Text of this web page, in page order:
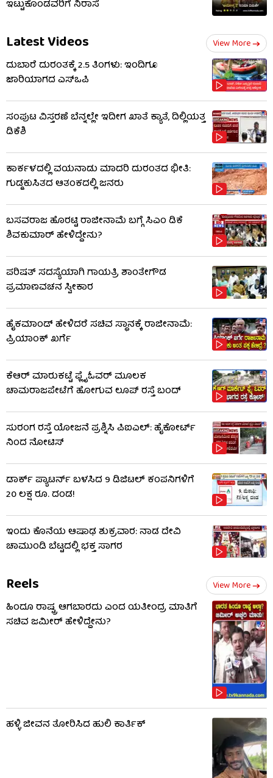
ಇಟ್ಟುಕೊಂಡವರಿಗೆ ನಿರಾಸೆ
Latest Videos View More
ದುಬಾರೆ ದುರಂತಕ್ಕೆ 2.5 ತಿಂಗಳು: ಇಂದಿಗೂ
ಜಾರಿಯಾಗದ ಎಸ್‌ಒಪಿ
ಸಂಪುಟ ವಿಸ್ತರಣೆ ಬೆನ್ನಲ್ಲೇ ಇದೀಗ ಖಾತೆ ಕ್ಯಾತೆ, ದಿಲ್ಲಿಯತ್ತ
ಡಿಕೆಶಿ
ಕಾರ್ಕಳದಲ್ಲಿ ವಯನಾಡು ಮಾದರಿ ದುರಂತದ ಭೀತಿ:
ಗುಡ್ಡಕುಸಿತದ ಆತಂಕದಲ್ಲಿ ಜನರು
ಬಸವರಾಜ ಹೊರಟ್ಟಿ ರಾಜೀನಾಮೆ ಬಗ್ಗೆ ಸಿಎಂ ಡಿಕೆ
ಶಿವಕುಮಾರ್ ಹೇಳಿದ್ದೇನು?
ಪರಿಷತ್ ಸದಸ್ಯೆಯಾಗಿ ಗಾಯತ್ರಿ ಶಾಂತೇಗೌಡ
ಪ್ರಮಾಣವಚನ ಸ್ವೀಕಾರ
ಹೈಕಮಾಂಡ್​​ ಹೇಳಿದರೆ ಸಚಿವ ಸ್ಥಾನಕ್ಕೆ ರಾಜೀನಾಮೆ:
ಪ್ರಿಯಾಂಕ್​​ ಖರ್ಗೆ
ಕೆಆರ್ ಮಾರುಕಟ್ಟೆ ಫ್ಲೈಓವರ್ ಮೂಲಕ
ಚಾಮರಾಜಪೇಟೆಗೆ ಹೋಗುವ ಲೂಪ್ ರಸ್ತೆ ಬಂದ್
ಸುರಂಗ ರಸ್ತೆ ಯೋಜನೆ ಪ್ರಶ್ನಿಸಿ ಪಿಐಎಲ್: ಹೈಕೋರ್ಟ್​​
ನಿಂದ ನೋಟಿಸ್​​
ಡಾರ್ಕ್ ಪ್ಯಾಟರ್ನ್ ಬಳಸಿದ 9 ಡಿಜಿಟಲ್ ಕಂಪನಿಗಳಿಗೆ
20 ಲಕ್ಷ ರೂ. ದಂಡ!
ಇಂದು ಕೊನೆಯ ಆಷಾಢ ಶುಕ್ರವಾರ: ನಾಡ ದೇವಿ
ಚಾಮುಂಡಿ ಬೆಟ್ಟದಲ್ಲಿ ಭಕ್ತ ಸಾಗರ
Reels View More
ಹಿಂದೂ ರಾಷ್ಟ್ರ ಆಗಬಾರದು ಎಂದ ಯತೀಂದ್ರ ಮಾತಿಗೆ
ಸಚಿವ ಜಮೀರ್ ಹೇಳಿದ್ದೇನು?
ಹಳ್ಳಿ ಜೀವನ ತೋರಿಸಿದ ಹುಲಿ ಕಾರ್ತಿಕ್